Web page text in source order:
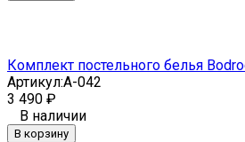
Комплект постельного белья
Артикул:A-042
3 490 ₽
В наличии
В корзину